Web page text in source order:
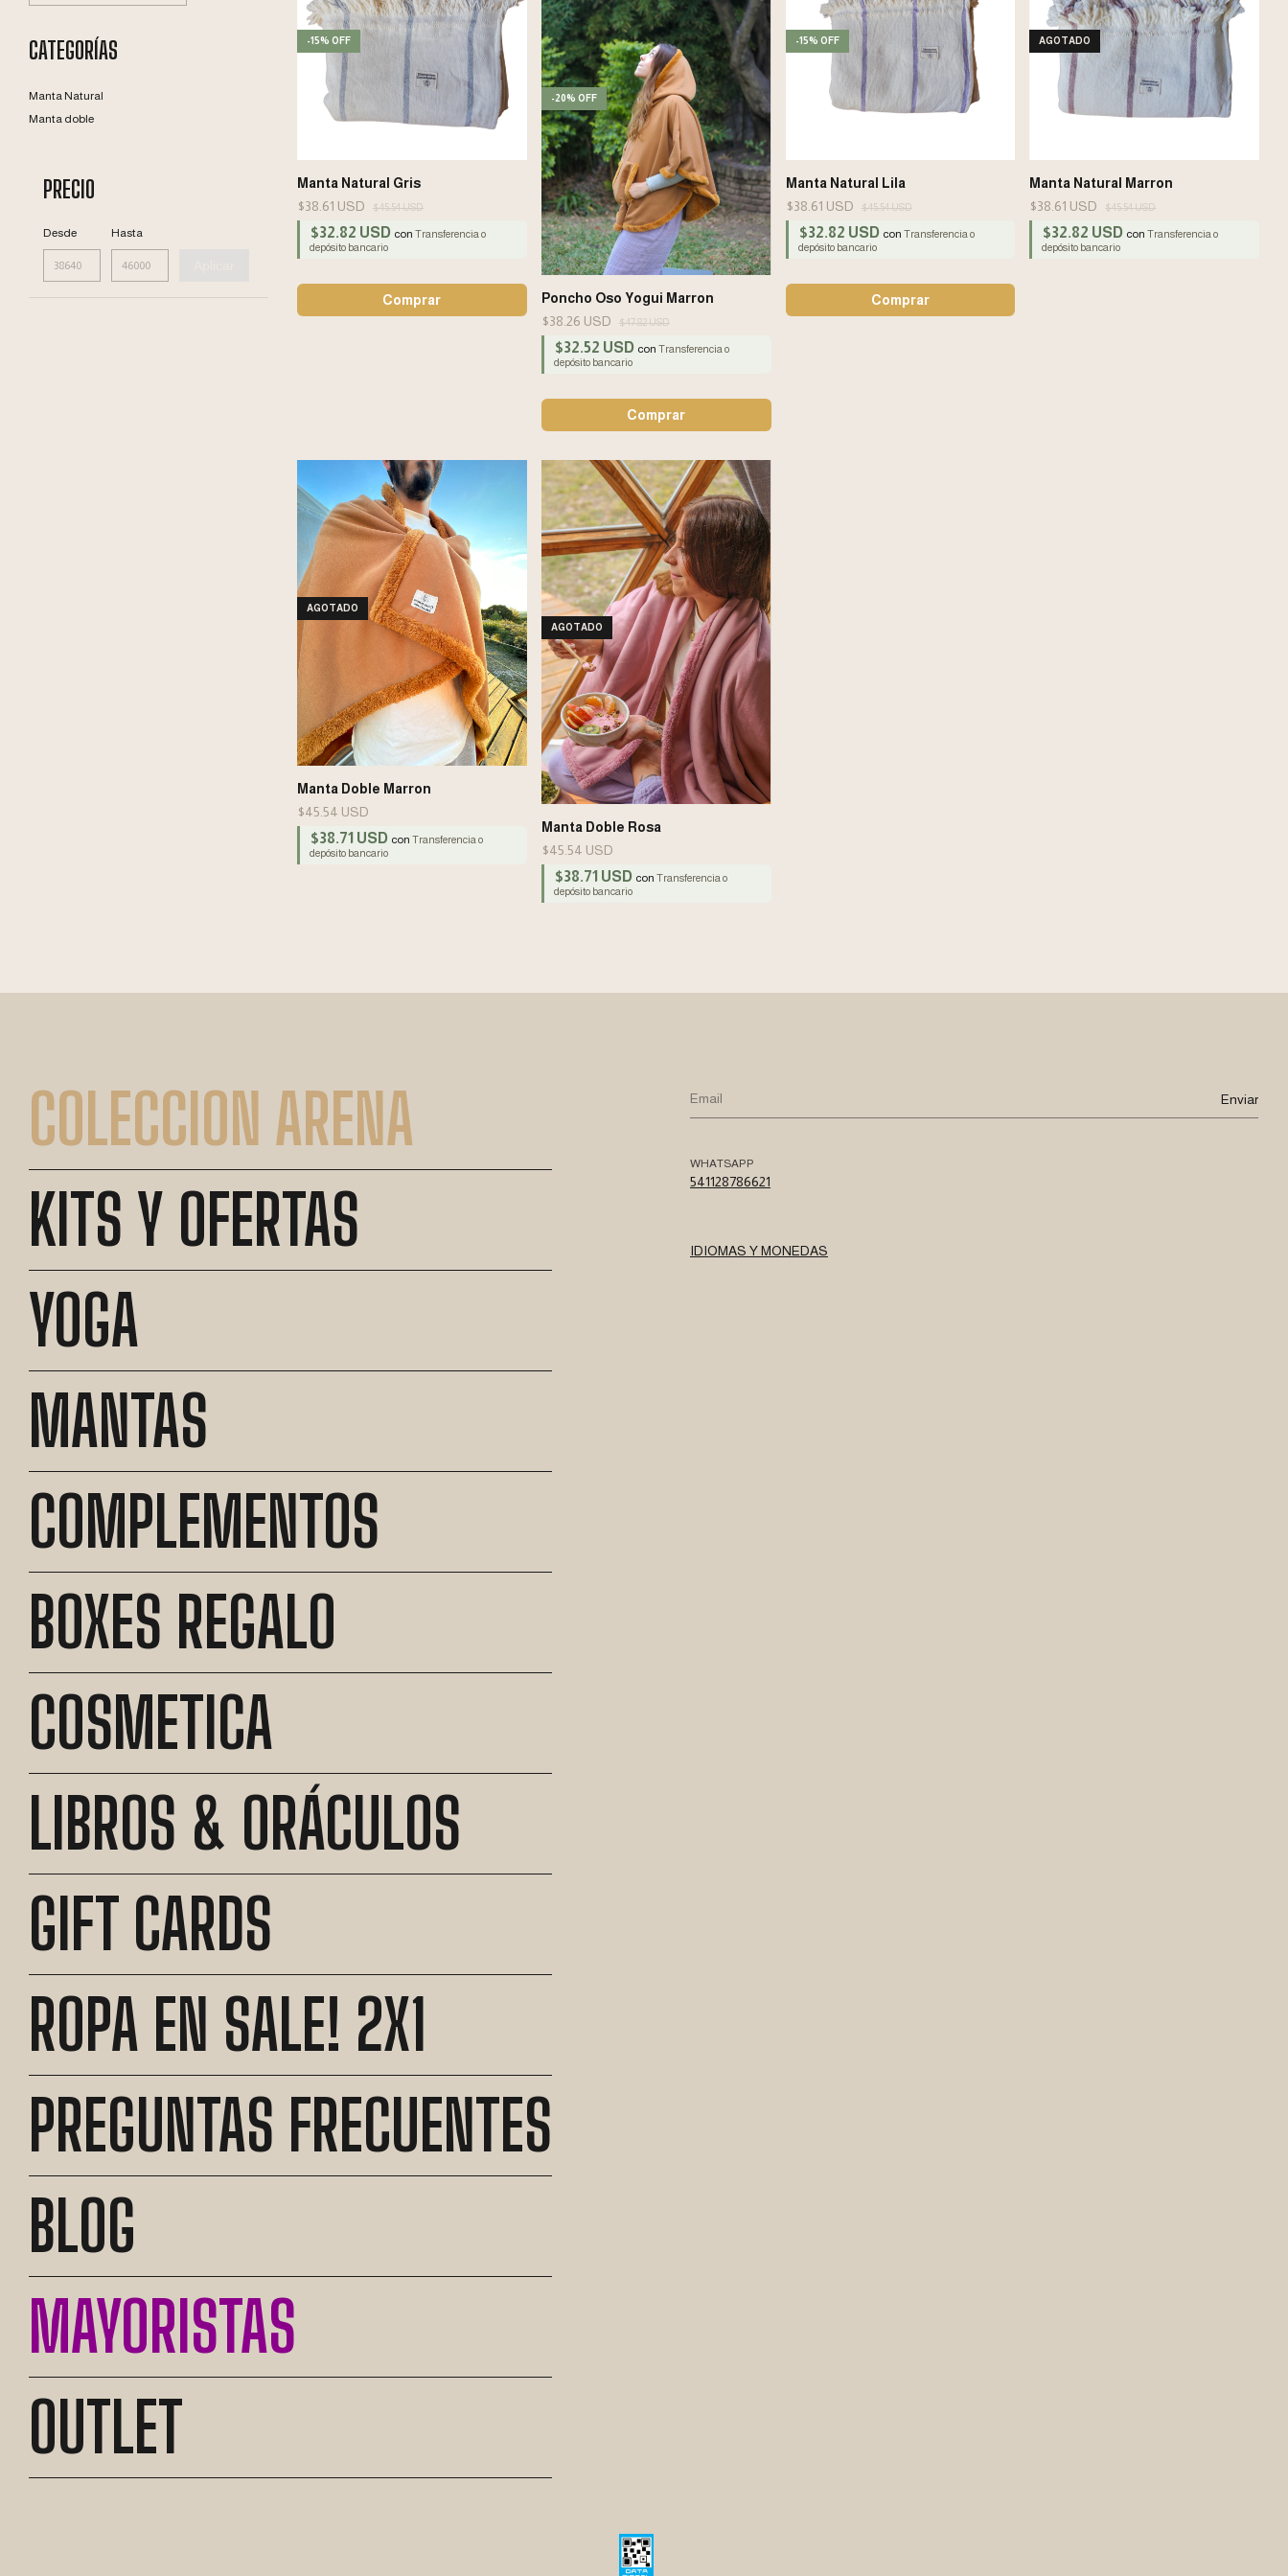
CATEGORÍAS
Manta Natural
Manta doble
PRECIO
Desde Hasta
-15% OFF
Manta Natural Gris
$38.61 USD
$45.54 USD
$32.82 USD con Transferencia o
depósito bancario
-20% OFF
Poncho Oso Yogui Marron
$38.26 USD
$47.82 USD
$32.52 USD con Transferencia o
depósito bancario
-15% OFF
Manta Natural Lila
$38.61 USD
$45.54 USD
$32.82 USD con Transferencia o
depósito bancario
AGOTADO
Manta Natural Marron
$38.61 USD
$45.54 USD
$32.82 USD con Transferencia o
depósito bancario
AGOTADO
Manta Doble Marron
$45.54 USD
$38.71 USD con Transferencia o
depósito bancario
AGOTADO
Manta Doble Rosa
$45.54 USD
$38.71 USD con Transferencia o
depósito bancario
COLECCION ARENA
KITS Y OFERTAS
YOGA
MANTAS
COMPLEMENTOS
BOXES REGALO
COSMETICA
LIBROS & ORÁCULOS
GIFT CARDS
ROPA EN SALE! 2X1
PREGUNTAS FRECUENTES
BLOG
MAYORISTAS
OUTLET
WHATSAPP
541128786621
IDIOMAS Y MONEDAS